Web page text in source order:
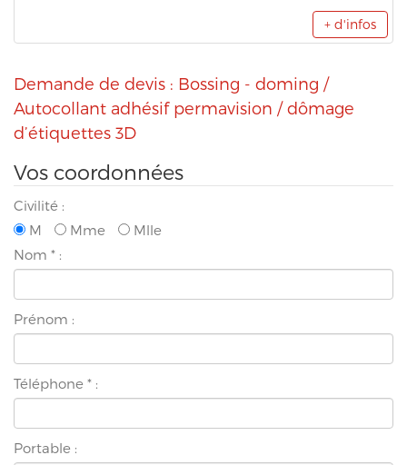
+ d'infos
Demande de devis : Bossing - doming /
Autocollant adhésif permavision / dômage
d’étiquettes 3D
Vos coordonnées
Civilité :
M
Mme
Mlle
Nom * :
Prénom :
Téléphone * :
Portable :